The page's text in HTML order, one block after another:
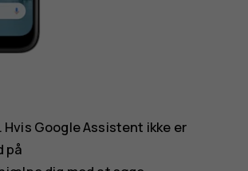
Google Assistent ikke er
på